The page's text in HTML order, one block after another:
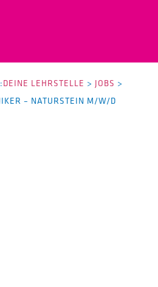
DEINE LEHRSTELLE > JOBS >
– NATURSTEIN M/W/D